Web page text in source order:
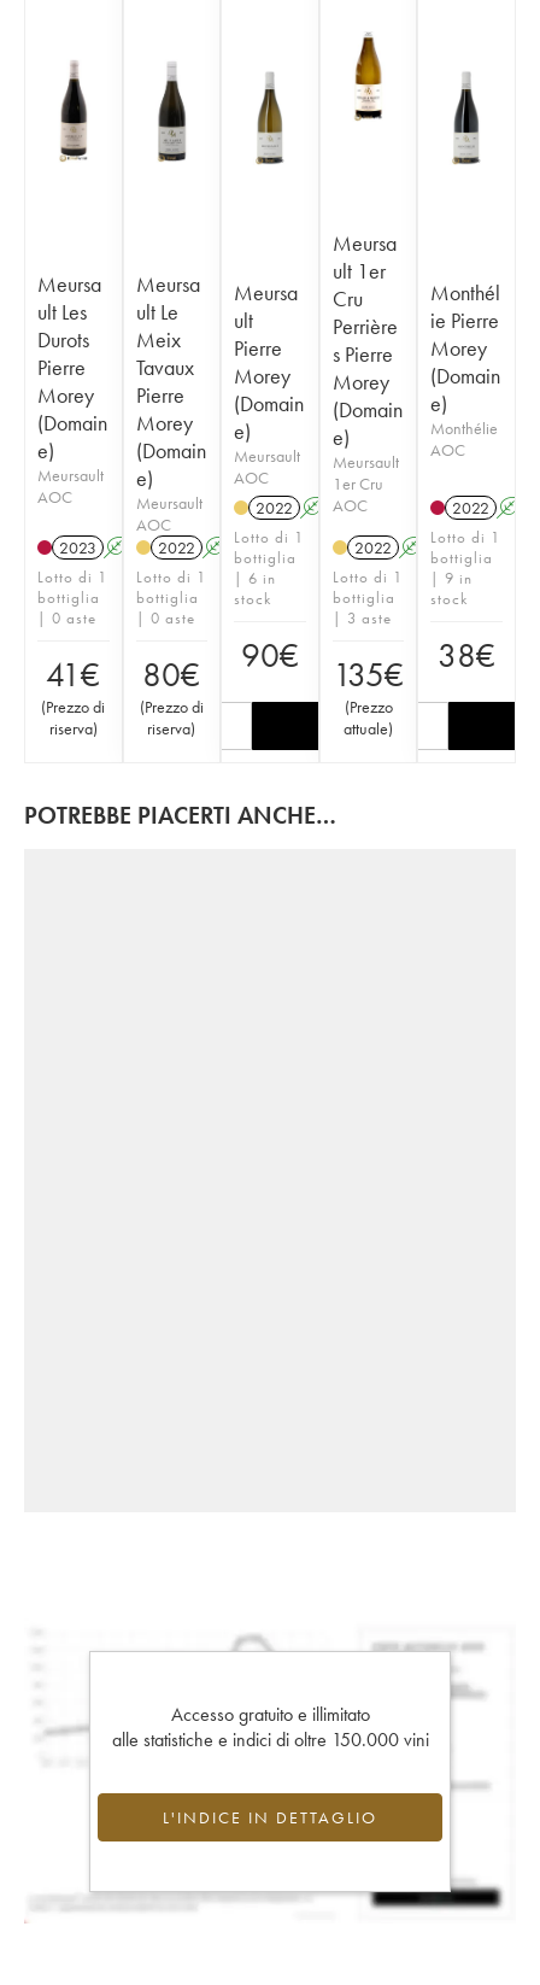
Meursa
ult Les
Durots
Pierre
Morey
(Domain
e)
Meursault
AOC
2023 A S
Lotto di 1
bottiglia
| 0 aste
41€
(Prezzo di
riserva)
Meursa
ult Le
Meix
Tavaux
Pierre
Morey
(Domain
e)
Meursault
AOC
2022 A S
Lotto di 1
bottiglia
| 0 aste
80€
(Prezzo di
riserva)
Meursa
ult
Pierre
Morey
(Domain
e)
Meursault
AOC
2022 A S
Lotto di 1
bottiglia
| 6 in
stock
90€
Meursa
ult 1er
Cru
Perrière
s Pierre
Morey
(Domain
e)
Meursault
1er Cru
AOC
2022 A S
Lotto di 1
bottiglia
| 3 aste
135€
(Prezzo
attuale)
Monthél
ie Pierre
Morey
(Domain
e)
Monthélie
AOC
2022 A
Lotto di 1
bottiglia
| 9 in
stock
38€
POTREBBE PIACERTI ANCHE…
Accesso gratuito e illimitato
alle statistiche e indici di oltre 150.000 vini
L'INDICE IN DETTAGLIO